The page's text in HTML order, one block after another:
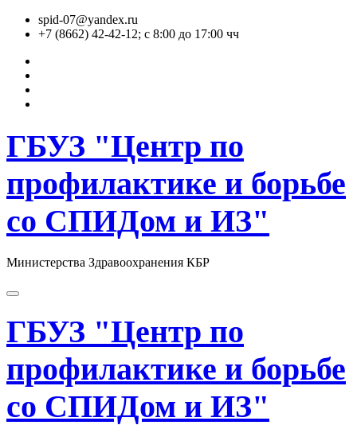
Перейтиspid-07@yandex.ru
+7 (8662) 42-42-12; с 8:00 до 17:00 чч
ГБУЗ "Центр по
профилактике и борьбе
со СПИДом и ИЗ"
Министерства Здравоохранения КБР
ГБУЗ "Центр по
профилактике и борьбе
со СПИДом и ИЗ"